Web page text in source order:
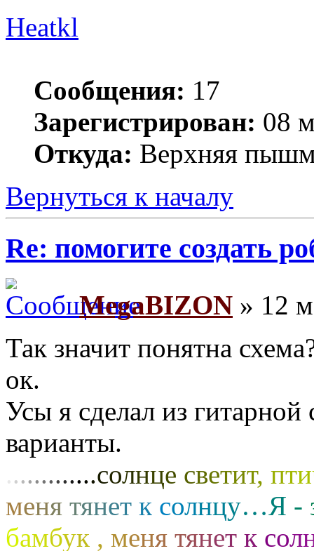
Heatkl
Сообщения: 17
Зарегистрирован: 08
Откуда: Верхняя
Вернуться к началу
Re: помогите создать
MegaBIZON » 12
Так значит понятна
ок.
Усы я сделал из
варианты.
............солнце светит, пти
меня тянет к солнцу…Я -
бамбук , меня тянет к сол